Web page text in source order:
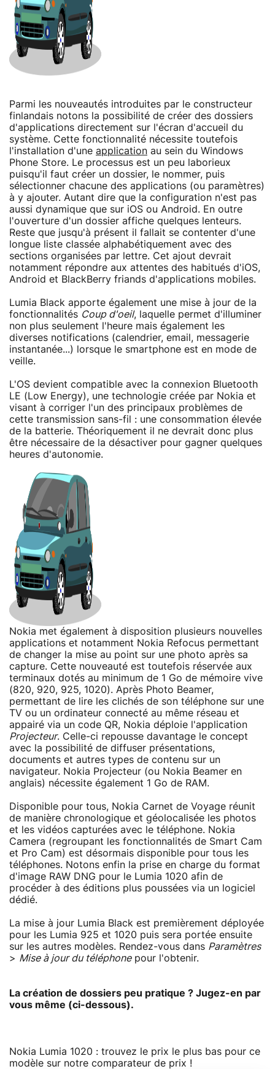
Parmi les nouveautés introduites par le constructeur
finlandais notons la possibilité de créer des dossiers
d'applications directement sur l'écran d'accueil du
système. Cette fonctionnalité nécessite toutefois
l'installation d'une application au sein du Windows
Phone Store. Le processus est un peu laborieux
puisqu'il faut créer un dossier, le nommer, puis
sélectionner chacune des applications (ou paramètres)
à y ajouter. Autant dire que la configuration n'est pas
aussi dynamique que sur iOS ou Android. En outre
l'ouverture d'un dossier affiche quelques lenteurs.
Reste que jusqu'à présent il fallait se contenter d'une
longue liste classée alphabétiquement avec des
sections organisées par lettre. Cet ajout devrait
notamment répondre aux attentes des habitués d'iOS,
Android et BlackBerry friands d'applications mobiles.
Lumia Black apporte également une mise à jour de la
fonctionnalités Coup d'oeil, laquelle permet d'illuminer
non plus seulement l'heure mais également les
diverses notifications (calendrier, email, messagerie
instantanée...) lorsque le smartphone est en mode de
veille.
L'OS devient compatible avec la connexion Bluetooth
LE (Low Energy), une technologie créée par Nokia et
visant à corriger l'un des principaux problèmes de
cette transmission sans-fil : une consommation élevée
de la batterie. Théoriquement il ne devrait donc plus
être nécessaire de la désactiver pour gagner quelques
heures d'autonomie.
Nokia met également à disposition plusieurs nouvelles
applications et notamment Nokia Refocus permettant
de changer la mise au point sur une photo après sa
capture. Cette nouveauté est toutefois réservée aux
terminaux dotés au minimum de 1 Go de mémoire vive
(820, 920, 925, 1020). Après Photo Beamer,
permettant de lire les clichés de son téléphone sur une
TV ou un ordinateur connecté au même réseau et
appairé via un code QR, Nokia déploie l'application
Projecteur. Celle-ci repousse davantage le concept
avec la possibilité de diffuser présentations,
documents et autres types de contenu sur un
navigateur. Nokia Projecteur (ou Nokia Beamer en
anglais) nécessite également 1 Go de RAM.
Disponible pour tous, Nokia Carnet de Voyage réunit
de manière chronologique et géolocalisée les photos
et les vidéos capturées avec le téléphone. Nokia
Camera (regroupant les fonctionnalités de Smart Cam
et Pro Cam) est désormais disponible pour tous les
téléphones. Notons enfin la prise en charge du format
d'image RAW DNG pour le Lumia 1020 afin de
procéder à des éditions plus poussées via un logiciel
dédié.
La mise à jour Lumia Black est premièrement déployée
pour les Lumia 925 et 1020 puis sera portée ensuite
sur les autres modèles. Rendez-vous dans Paramètres
> Mise à jour du téléphonepour l'obtenir.
La création de dossiers peu pratique ? Jugez-en par
vous même (ci-dessous).
Nokia Lumia 1020 : trouvez le prix le plus bas pour ce
modèle sur notre comparateur de prix !